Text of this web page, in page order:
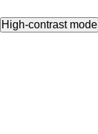
High-contrast mode